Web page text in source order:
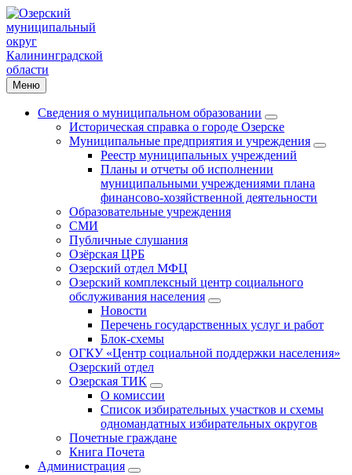
Меню
Сведения о муниципальном образовании
Историческая справка о городе Озерске
Муниципальные предприятия и учреждения
Реестр муниципальных учреждений
Планы и отчеты об исполнении
муниципальными учреждениями плана
финансово-хозяйственной деятельности
Образовательные учреждения
СМИ
Публичные слушания
Озёрская ЦРБ
Озерский отдел МФЦ
Озерский комплексный центр социального
обслуживания населения
Новости
Перечень государственных услуг и работ
Блок-схемы
ОГКУ «Центр социальной поддержки населения»
Озерский отдел
Озерская ТИК
О комиссии
Список избирательных участков и схемы
одномандатных избирательных округов
Почетные граждане
Книга Почета
Администрация